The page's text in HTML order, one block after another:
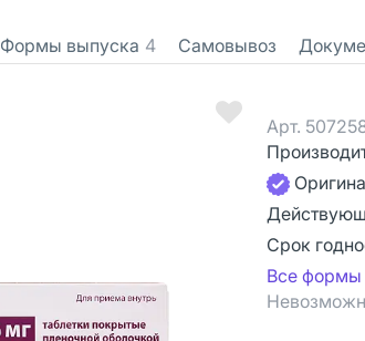
Формы выпуска 4 Самовывоз
Арт.
Срок
Все формы